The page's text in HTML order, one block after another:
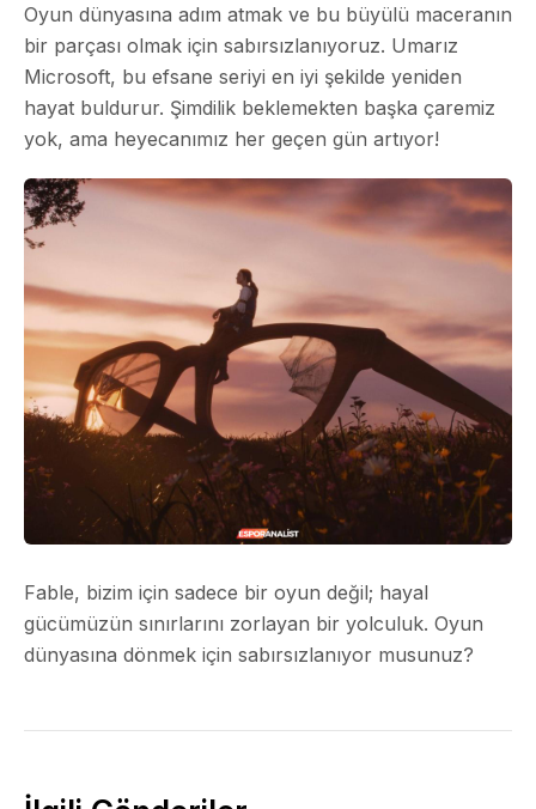
Oyun dünyasına adım atmak ve bu büyülü maceranın
bir parçası olmak için sabırsızlanıyoruz. Umarız
Microsoft, bu efsane seriyi en iyi şekilde yeniden
hayat buldurur. Şimdilik beklemekten başka çaremiz
yok, ama heyecanımız her geçen gün artıyor!
Fable, bizim için sadece bir oyun değil; hayal
gücümüzün sınırlarını zorlayan bir yolculuk. Oyun
dünyasına dönmek için sabırsızlanıyor musunuz?